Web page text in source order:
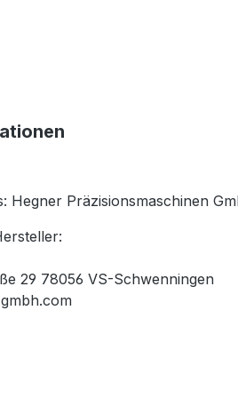
Hegner Präzisionsmaschinen
29 78056 VS-Schwenningen